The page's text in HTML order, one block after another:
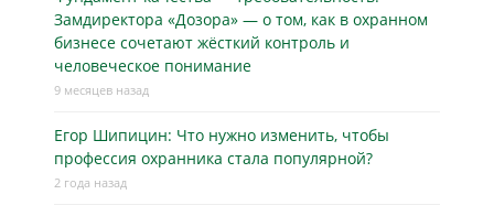
Замдиректора «Дозора» — о том, как в охранном
бизнесe сочетают жёсткий контроль и
человеческое понимание
9 месяцев назад
Егор Шипицин: Что нужно изменить, чтобы
профессия охранника стала популярной?
2 года назад